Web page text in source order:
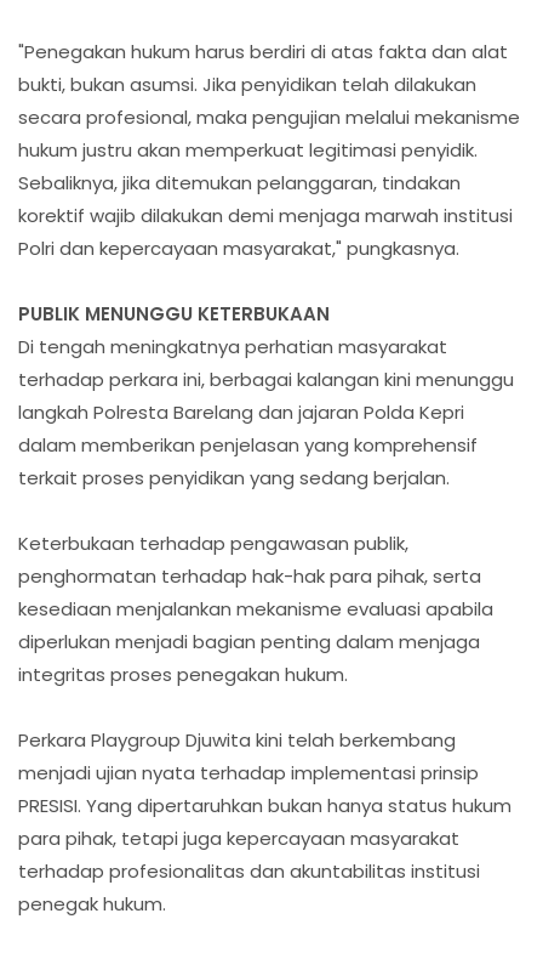
"Penegakan hukum harus berdiri di atas fakta dan alat
bukti, bukan asumsi. Jika penyidikan telah dilakukan
secara profesional, maka pengujian melalui mekanisme
hukum justru akan memperkuat legitimasi penyidik.
Sebaliknya, jika ditemukan pelanggaran, tindakan
korektif wajib dilakukan demi menjaga marwah institusi
Polri dan kepercayaan masyarakat," pungkasnya.
PUBLIK MENUNGGU KETERBUKAAN
Di tengah meningkatnya perhatian masyarakat
terhadap perkara ini, berbagai kalangan kini menunggu
langkah Polresta Barelang dan jajaran Polda Kepri
dalam memberikan penjelasan yang komprehensif
terkait proses penyidikan yang sedang berjalan.
Keterbukaan terhadap pengawasan publik,
penghormatan terhadap hak-hak para pihak, serta
kesediaan menjalankan mekanisme evaluasi apabila
diperlukan menjadi bagian penting dalam menjaga
integritas proses penegakan hukum.
Perkara Playgroup Djuwita kini telah berkembang
menjadi ujian nyata terhadap implementasi prinsip
PRESISI. Yang dipertaruhkan bukan hanya status hukum
para pihak, tetapi juga kepercayaan masyarakat
terhadap profesionalitas dan akuntabilitas institusi
penegak hukum.